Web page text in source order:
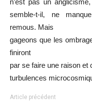
n’est pas un
semble-t-il, ne
remous. Mais
gageons que les
finiront
par se faire une raison et
turbulences
Article précédent